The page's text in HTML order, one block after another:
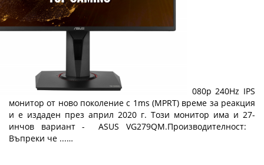
Ревю на ASUS TUF Gaming VG259QM
ASUS TUF Gaming VG259QM е 24.5-инчов 1080p 240Hz IPS
монитор от ново поколение с 1ms (MPRT) време за реакция
и е издаден през април 2020 г. Този монитор има и 27-
инчов вариант - ASUS VG279QM.Производителност:
Въпреки че ...…